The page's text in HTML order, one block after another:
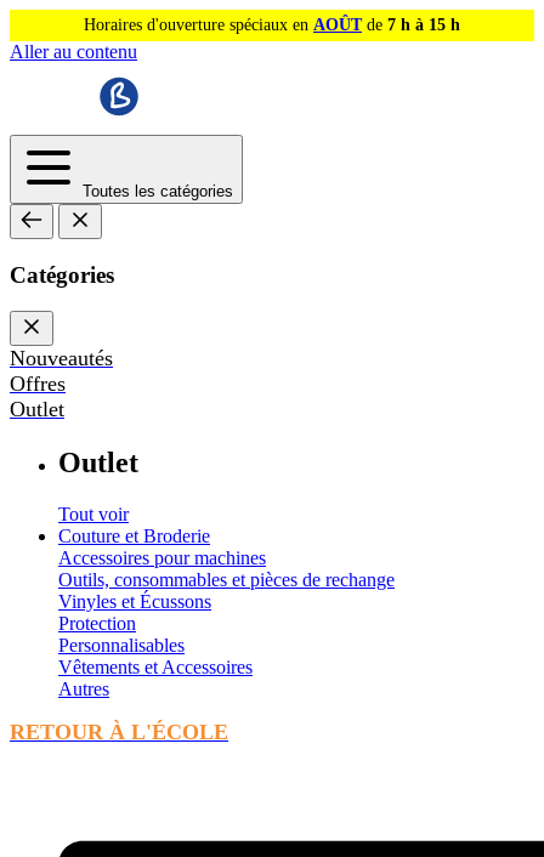
Horaires d'ouverture spéciaux en AOÛTde 7 h à 15 h
Aller au contenu
Toutes les catégories
Catégories
Nouveautés
Offres
Outlet
Outlet
Tout voir
Couture et Broderie
Accessoires pour machines
Outils, consommables et pièces de rechange
Vinyles et Écussons
Protection
Personnalisables
Vêtements et Accessoires
Autres
RETOUR À L'ÉCOLE